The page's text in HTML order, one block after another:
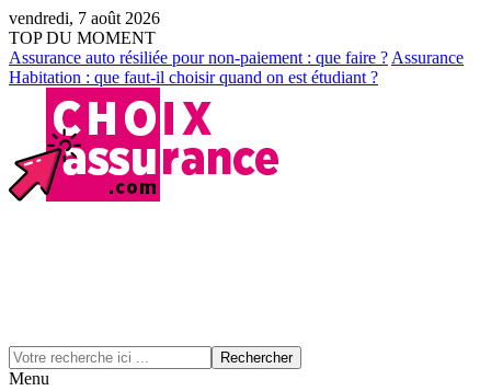
vendredi, 7 août 2026
TOP DU MOMENT
Assurance auto résiliée pour non-paiement : que faire ? Assurance
Habitation : que faut-il choisir quand on est étudiant ?
Menu